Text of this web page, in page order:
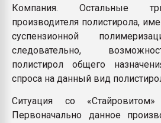
Компания. Остальные
производителя полистирола,
суспензионной
следовательно,
полистирол общего
спроса на данный вид
Ситуация со
Первоначально данное